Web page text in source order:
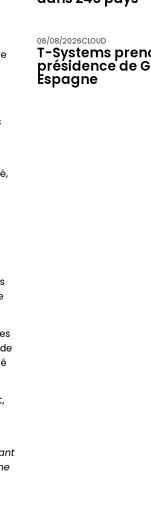
06/08/2026CLOUD
T-Systems
présidence de
Espagne